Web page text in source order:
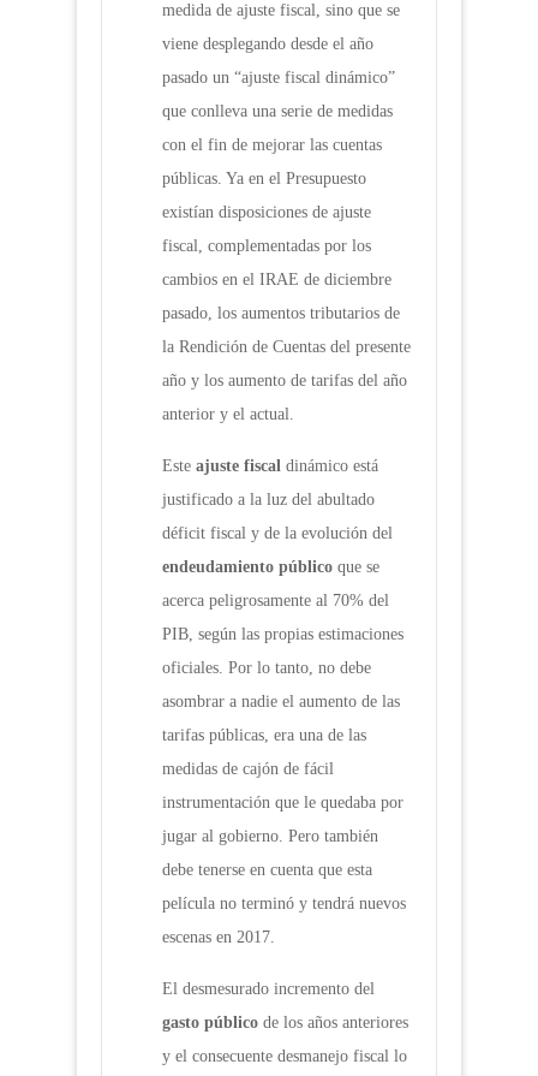
medida de ajuste fiscal, sino que se
viene desplegando desde el año
pasado un “ajuste fiscal dinámico”
que conlleva una serie de medidas
con el fin de mejorar las cuentas
públicas. Ya en el Presupuesto
existían disposiciones de ajuste
fiscal, complementadas por los
cambios en el IRAE de diciembre
pasado, los aumentos tributarios de
la Rendición de Cuentas del presente
año y los aumento de tarifas del año
anterior y el actual.
Este ajuste fiscal dinámico está
justificado a la luz del abultado
déficit fiscal y de la evolución del
endeudamiento público que se
acerca peligrosamente al 70% del
PIB, según las propias estimaciones
oficiales. Por lo tanto, no debe
asombrar a nadie el aumento de las
tarifas públicas, era una de las
medidas de cajón de fácil
instrumentación que le quedaba por
jugar al gobierno. Pero también
debe tenerse en cuenta que esta
película no terminó y tendrá nuevos
escenas en 2017.
El desmesurado incremento del
gasto público de los años anteriores
y el consecuente desmanejo fiscal lo